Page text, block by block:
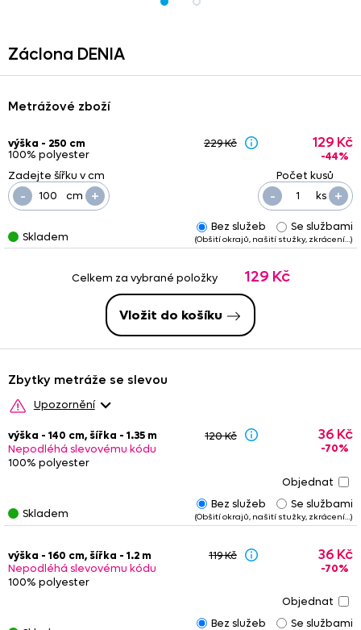
Záclona DENIA
Metrážové zboží
výška - 250 cm
100% polyester
cm +
- ks +
-
229 Kč 129 Kč
-44%
Skladem
Bez služeb Se službami
(Obšití okrajů, našití stužky, zkrácení…)
Celkem za vybrané položky 129 Kč
Vložit do košíku
Zbytky metráže se slevou
Upozornění
Upozornění: Na zbytky se nevztahují žádné další slevy (kódy s
procentuální slevou). Zbytek vložený do košíku zůstává
rezervován dvě hodiny.
s metrážovým zbožím
stejného důvodu není vhodné objednávat různé zbytky, pokud
Některé zbytky jsouzkrácenéneboobšité, případně jsou na
započteny v konečné ceně
zbytku. Věnujte prosím pozornost
poznámkám- u upravených zbytků nemusí vždy platit
tučně
uvedenýrozměr
výška - 140 cm, šířka - 1.35 m
Nepodléhá slevovému kódu
100% polyester
120 Kč 36 Kč
-70%
Skladem
Bez služeb Se službami
(Obšití okrajů, našití stužky, zkrácení…)
výška - 160 cm, šířka - 1.2 m
Nepodléhá slevovému kódu
100% polyester
119 Kč 36 Kč
-70%
Bez služeb Se službami